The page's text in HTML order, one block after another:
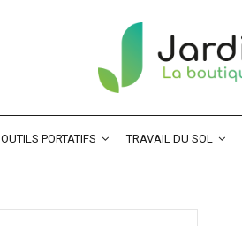
OUTILS PORTATIFS TRAVAIL DU SOL